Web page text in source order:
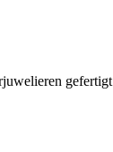
gefertigt